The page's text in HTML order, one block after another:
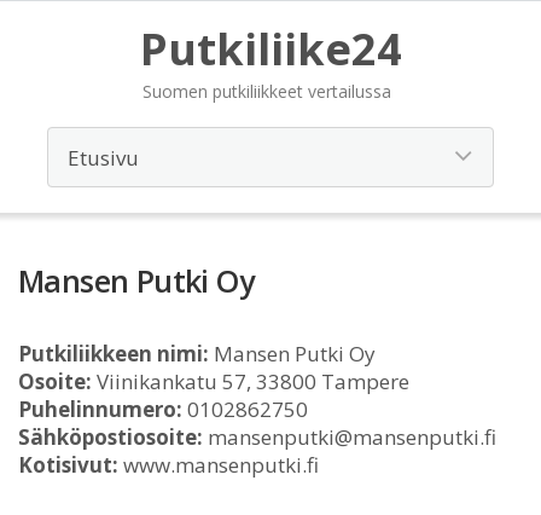
Putkiliike24
Suomen putkiliikkeet vertailussa
Mansen Putki Oy
Putkiliikkeen nimi: Mansen Putki Oy
Osoite: Viinikankatu 57, 33800 Tampere
Puhelinnumero: 0102862750
Sähköpostiosoite: mansenputki@mansenputki.fi
Kotisivut: www.mansenputki.fi